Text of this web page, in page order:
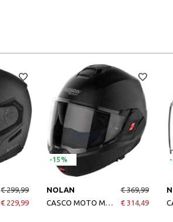
€ 299,99
€ 229,99
-15%
NOLAN
CASCO MOTO MODULARE N120-1 SPECIAL N-COM 009
€ 369,99
€ 314,49